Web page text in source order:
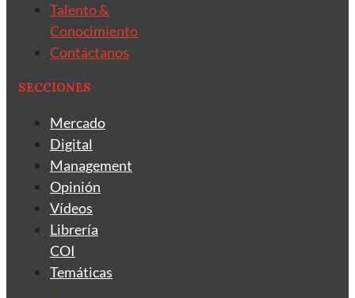
Talento &
Conocimiento
Contáctanos
SECCIONES
Mercado
Digital
Management
Opinión
Vídeos
Librería
COI
Temáticas